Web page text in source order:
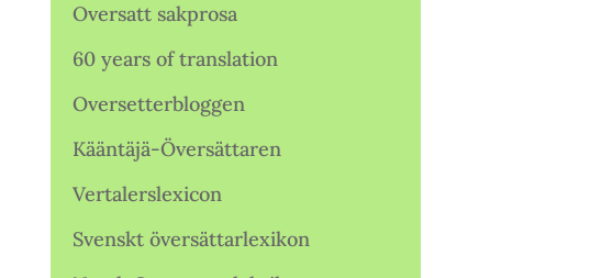
Oversatt sakprosa
60 years of translation
Oversetterbloggen
Kääntäjä-Översättaren
Vertalerslexicon
Svenskt översättarlexikon